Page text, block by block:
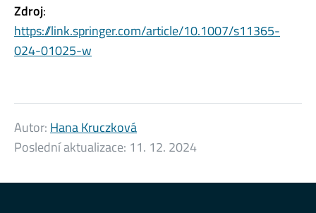
Zdroj:
https://link.springer.com/article/10.1007/s11365-
024-01025-w
Autor: Hana Kruczková
Poslední aktualizace: 11. 12. 2024